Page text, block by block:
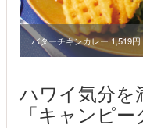
バターチキンカレー 1,519円
ハワイ気分を
「キャンピ